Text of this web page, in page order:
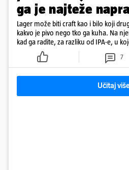
ga je najteže
Lager može biti craft kao i bilo koji
kakvo je pivo nego tko ga kuha. Na
kad ga radite, za razliku od IPA-e, u
7
Učitaj